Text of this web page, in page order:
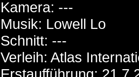
Kamera: ---
Musik: Lowell Lo
Schnitt: ---
Verleih: Atlas